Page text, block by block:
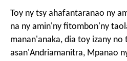
Toy ny tsy ahafantaranao ny
na ny amin'ny fitombon'ny
manan'anaka, dia toy izany
asan'Andriamanitra, Mpanao